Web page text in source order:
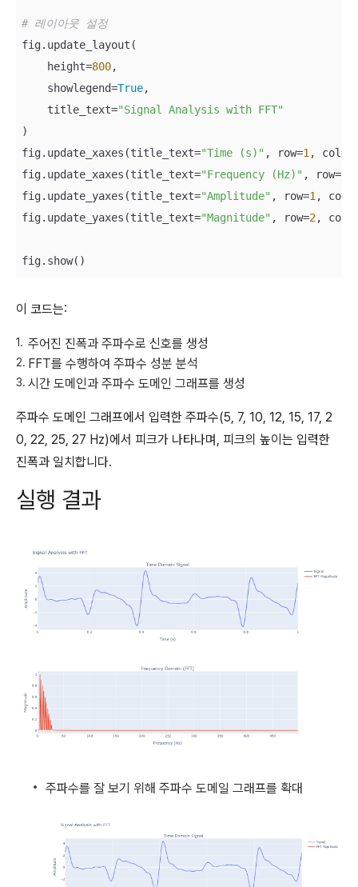
# 레이아웃 설정
fig.update_layout(
    height=
800,
    showlegend=
True,
    title_text=
"Signal Analysis with FFT"
)
fig.update_xaxes(title_text="Time (s)" , row=1 , col=
fig.update_xaxes(title_text="Frequency (Hz)" , row=
fig.update_yaxes(title_text="Amplitude" , row=1 , col=
fig.update_yaxes(title_text="Magnitude" , row=2, col=
이 코드는:
주어진 진폭과 주파수로 신호를 생성
FFT를 수행하여 주파수 성분 분석
시간 도메인과 주파수 도메인 그래프를 생성
주파수 도메인 그래프에서 입력한 주파수(5, 7, 10, 12, 15, 17, 2
0, 22, 25, 27 Hz)에서 피크가 나타나며, 피크의 높이는 입력한
진폭과 일치합니다.
실행 결과
주파수를 잘 보기 위해 주파수 도메일 그래프를 확대